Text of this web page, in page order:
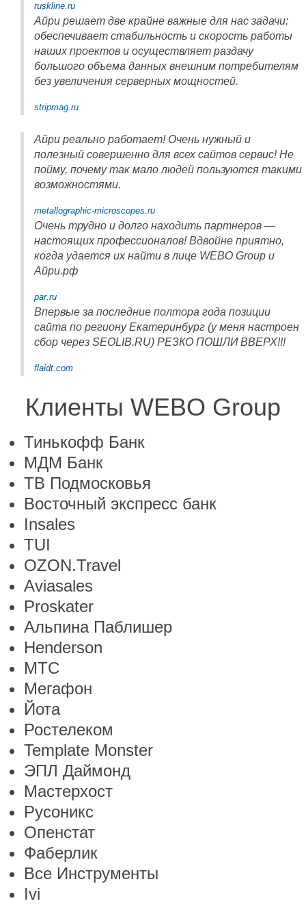
ruskline.ru
Айри решает две крайне важные для нас задачи:
обеспечивает стабильность и скорость работы
наших проектов и осуществляет раздачу
большого объема данных внешним потребителям
без увеличения серверных мощностей.
stripmag.ru
Айри реально работает! Очень нужный и
полезный совершенно для всех сайтов сервис! Не
пойму, почему так мало людей пользуются такими
возможностями.
metallographic-microscopes.ru
Очень трудно и долго находить партнеров —
настоящих профессионалов! Вдвойне приятно,
когда удается их найти в лице WEBO Group и
Айри.рф
par.ru
Впервые за последние полтора года позиции
сайта по региону Екатеринбург (у меня настроен
сбор через SEOLIB.RU) РЕЗКО ПОШЛИ ВВЕРХ!!!
flaidt.com
Клиенты WEBO Group
Тинькофф Банк
МДМ Банк
ТВ Подмосковья
Восточный экспресс банк
Insales
TUI
OZON.Travel
Aviasales
Proskater
Альпина Паблишер
Henderson
МТС
Мегафон
Йота
Ростелеком
Template Monster
ЭПЛ Даймонд
Мастерхост
Русоникс
Опенстат
Фаберлик
Все Инструменты
Ivi